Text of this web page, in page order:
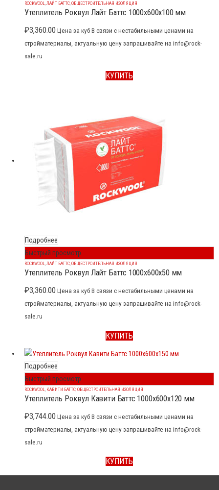
ROCKWOOL ЛАЙТ БАТТС ОБЩЕСТРОИТЕЛЬНАЯ ИЗОЛЯЦИЯ
Утеплитель Роквул Лайт Баттс 1000x600x100 мм
₽3,360.00 Цена за куб В связи с нестабильными ценами на
стройматериалы, актуальную цену запрашивайте на info@rock-
sale.ru
КУПИТЬ
Подробнее
Быстрый просмотр
ROCKWOOL ЛАЙТ БАТТС ОБЩЕСТРОИТЕЛЬНАЯ ИЗОЛЯЦИЯ
Утеплитель Роквул Лайт Баттс 1000x600x50 мм
₽3,360.00 Цена за куб В связи с нестабильными ценами на
стройматериалы, актуальную цену запрашивайте на info@rock-
sale.ru
КУПИТЬ
Подробнее
Быстрый просмотр
ROCKWOOL КАВИТИ БАТТС ОБЩЕСТРОИТЕЛЬНАЯ ИЗОЛЯЦИЯ
Утеплитель Роквул Кавити Баттс 1000x600x120 мм
₽3,744.00 Цена за куб В связи с нестабильными ценами на
стройматериалы, актуальную цену запрашивайте на info@rock-
sale.ru
КУПИТЬ